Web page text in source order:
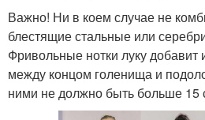
Важно! Ни в коем случае не
блестящие стальные или
Фривольные нотки луку добавит
между концом голенища и
ними не должно быть больше 15